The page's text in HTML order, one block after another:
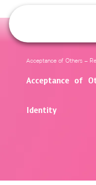
Acceptance of Others –
Acceptance of
Identity